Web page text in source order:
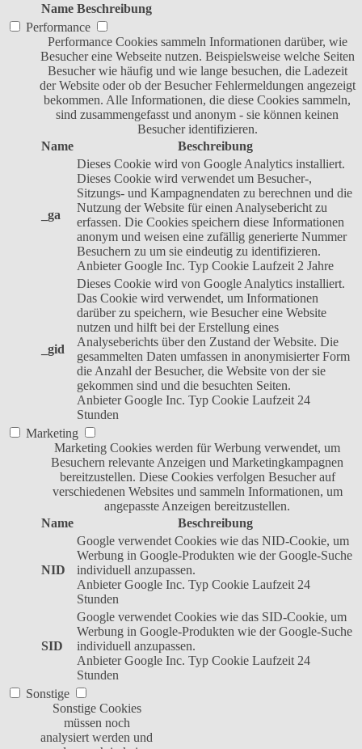
Name Beschreibung
Performance
Performance Cookies sammeln Informationen darüber, wie
Besucher eine Webseite nutzen. Beispielsweise welche Seiten
Besucher wie häufig und wie lange besuchen, die Ladezeit
der Website oder ob der Besucher Fehlermeldungen angezeigt
bekommen. Alle Informationen, die diese Cookies sammeln,
sind zusammengefasst und anonym - sie können keinen
Besucher identifizieren.
Name
Beschreibung
_ga
Dieses Cookie wird von Google Analytics installiert.
Dieses Cookie wird verwendet um Besucher-,
Sitzungs- und Kampagnendaten zu berechnen und die
Nutzung der Website für einen Analysebericht zu
erfassen. Die Cookies speichern diese Informationen
anonym und weisen eine zufällig generierte Nummer
Besuchern zu um sie eindeutig zu identifizieren.
Anbieter Google Inc. Typ Cookie Laufzeit 2 Jahre
_gid
Dieses Cookie wird von Google Analytics installiert.
Das Cookie wird verwendet, um Informationen
darüber zu speichern, wie Besucher eine Website
nutzen und hilft bei der Erstellung eines
Analyseberichts über den Zustand der Website. Die
gesammelten Daten umfassen in anonymisierter Form
die Anzahl der Besucher, die Website von der sie
gekommen sind und die besuchten Seiten.
Anbieter Google Inc. Typ Cookie Laufzeit 24
Stunden
Marketing
Marketing Cookies werden für Werbung verwendet, um
Besuchern relevante Anzeigen und Marketingkampagnen
bereitzustellen. Diese Cookies verfolgen Besucher auf
verschiedenen Websites und sammeln Informationen, um
angepasste Anzeigen bereitzustellen.
Name
Beschreibung
NID
Google verwendet Cookies wie das NID-Cookie, um
Werbung in Google-Produkten wie der Google-Suche
individuell anzupassen.
Anbieter Google Inc. Typ Cookie Laufzeit 24
Stunden
SID
Google verwendet Cookies wie das SID-Cookie, um
Werbung in Google-Produkten wie der Google-Suche
individuell anzupassen.
Anbieter Google Inc. Typ Cookie Laufzeit 24
Stunden
Sonstige
Sonstige Cookies
müssen noch
analysiert werden und